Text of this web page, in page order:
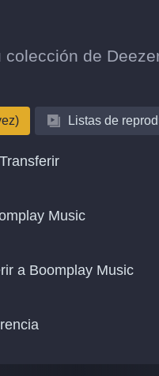
de
Listas de
Music
a Boomplay Music